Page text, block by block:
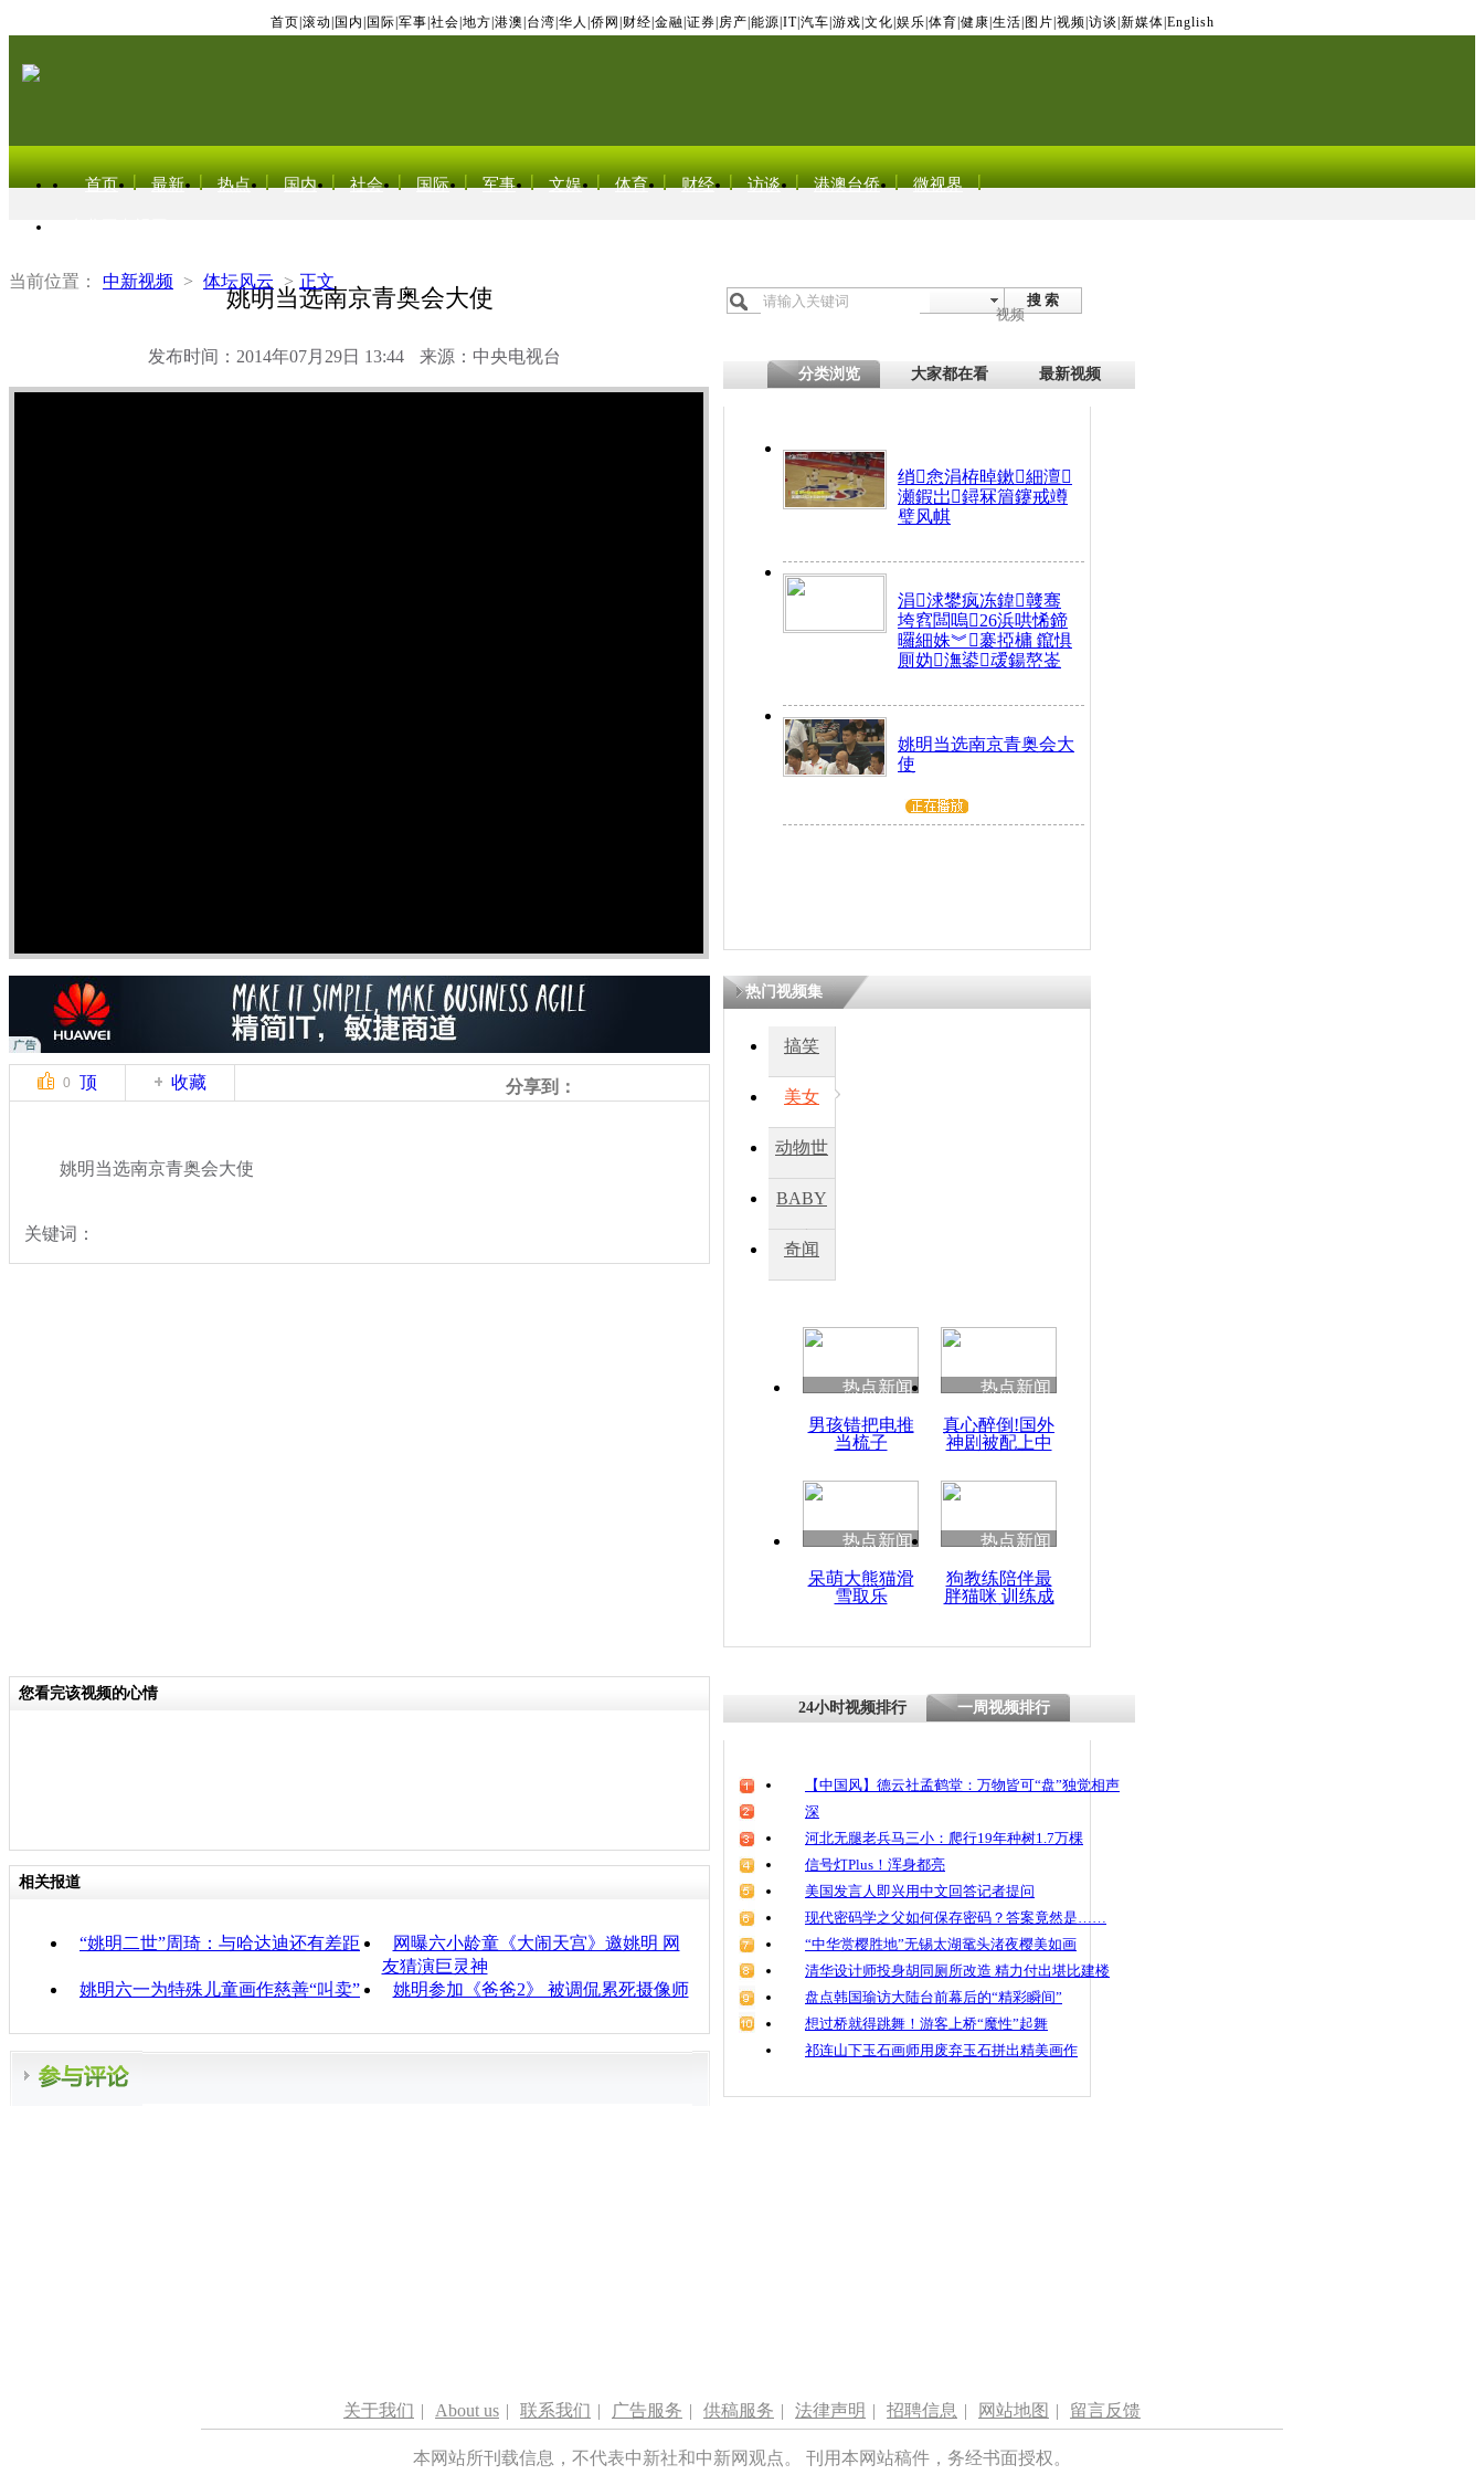
首页 滚动 国内 国际 军事 社会 地方 港澳 台湾 华人 侨网 财经 金融 证券 房产 能源 IT| 汽车 游戏 文化 娱乐 体育 健康 生活 图片 视频 访谈 新媒体 English
首页 最新 热点 国内 社会 国际 军事 文娱 体育 财经 访谈 港澳台侨 微视界
当前位置： 中新视频 > 体坛风云 > 正文
姚明当选南京青奥会大使
发布时间：2014年07月29日 13:44 来源：中央电视台
搜 索
视频
分类浏览 大家都在看 最新视频
绡悆涓栫晫鏉細澶
瀬鍜岀鐞冧篃鑳戒竴
璧风帺
涓浗鐢疯冻鍏竷骞
垮窞闆嗚26浜哄悕鍗
曪細姝︾褰掗槦 鑹惧
厠妫潕鍙叆鍚嶅崟
姚明当选南京青奥会大
使
0 顶 收藏 分享到：
姚明当选南京青奥会大使
关键词：
热门视频集
搞笑
美女
动物世
BABY
秀
奇闻
热点新闻
男孩错把电推
当梳子
热点新闻
真心醉倒!国外
神剧被配上中
热点新闻
呆萌大熊猫滑
雪取乐
热点新闻
狗教练陪伴最
胖猫咪 训练成
您看完该视频的心情
相关报道
“姚明二世”周琦：与哈达迪还有差距
网曝六小龄童《大闹天宫》邀姚明 网
友猜演巨灵神
姚明六一为特殊儿童画作慈善“叫卖”
姚明参加《爸爸2》 被调侃累死摄像师
24小时视频排行 一周视频排行
【中国风】德云社孟鹤堂：万物皆可“盘”独觉相声
深
河北无腿老兵马三小：爬行19年种树1.7万棵
信号灯Plus！浑身都亮
美国发言人即兴用中文回答记者提问
现代密码学之父如何保存密码？答案竟然是……
“中华赏樱胜地”无锡太湖鼋头渚夜樱美如画
清华设计师投身胡同厕所改造 精力付出堪比建楼
盘点韩国瑜访大陆台前幕后的“精彩瞬间”
想过桥就得跳舞！游客上桥“魔性”起舞
祁连山下玉石画师用废弃玉石拼出精美画作
关于我们 | About us | 联系我们 | 广告服务 | 供稿服务 | 法律声明 | 招聘信息 | 网站地图 | 留言反馈
本网站所刊载信息，不代表中新社和中新网观点。 刊用本网站稿件，务经书面授权。